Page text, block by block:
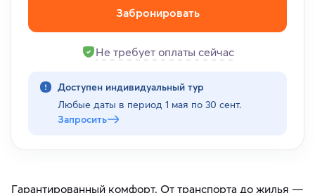
Забронировать
Не требует оплаты сейчас
Доступен индивидуальный тур
Любые даты в период 1 мая по 30 сент.
Запросить
Гарантированный комфорт. От транспорта до жилья —